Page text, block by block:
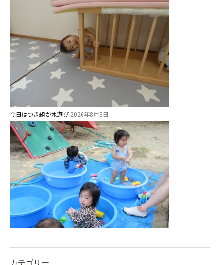
今日はつき組が水遊び 2026年8月3日
カテゴリー